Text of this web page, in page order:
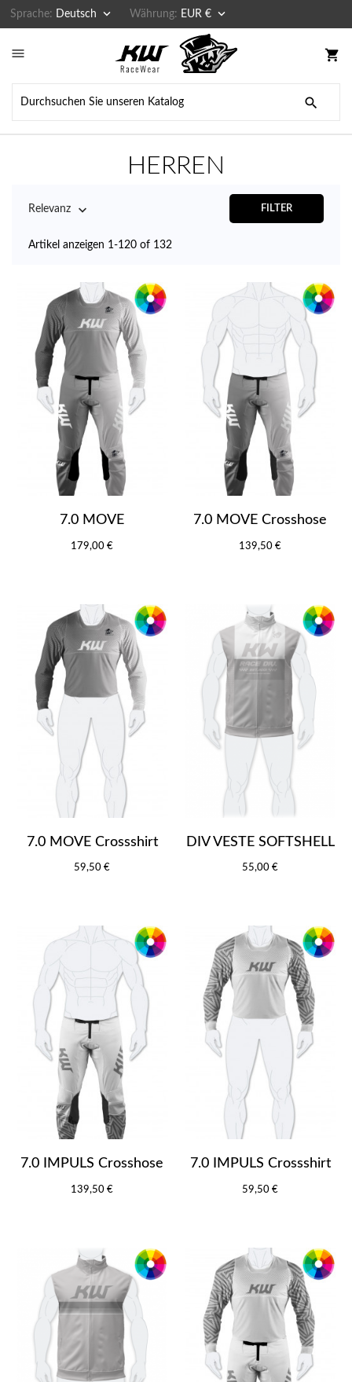
Sprache: Deutsch  Währung: EUR € 
 shopping_cart

HERREN
Relevanz  FILTER
Artikel anzeigen 1-120 of 132
7.0 MOVE
179,00 €
7.0 MOVE Crosshose
139,50 €
7.0 MOVE Crossshirt
59,50 €
DIV VESTE SOFTSHELL
55,00 €
7.0 IMPULS Crosshose
139,50 €
7.0 IMPULS Crossshirt
59,50 €